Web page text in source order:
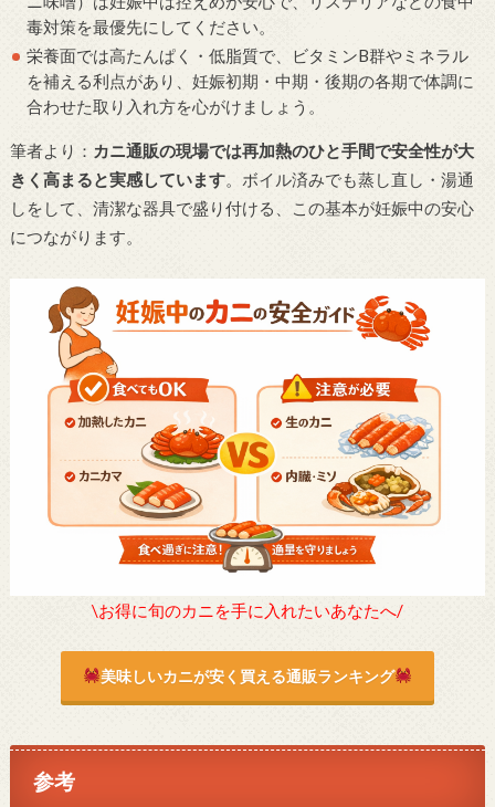
毒対策を最優先にしてください。
栄養面では高たんぱく・低脂質で、ビタミンB群やミネラル
を補える利点があり、妊娠初期・中期・後期の各期で体調に
合わせた取り入れ方を心がけましょう。
筆者より： カニ通販の現場では再加熱のひと手間で安全性が大
きく高まると実感しています。ボイル済みでも蒸し直し・湯通
しをして、清潔な器具で盛り付ける、この基本が妊娠中の安心
につながります。
\お得に旬のカニを手に入れたいあなたへ/
美味しいカニが安く買える通販ランキング
参考